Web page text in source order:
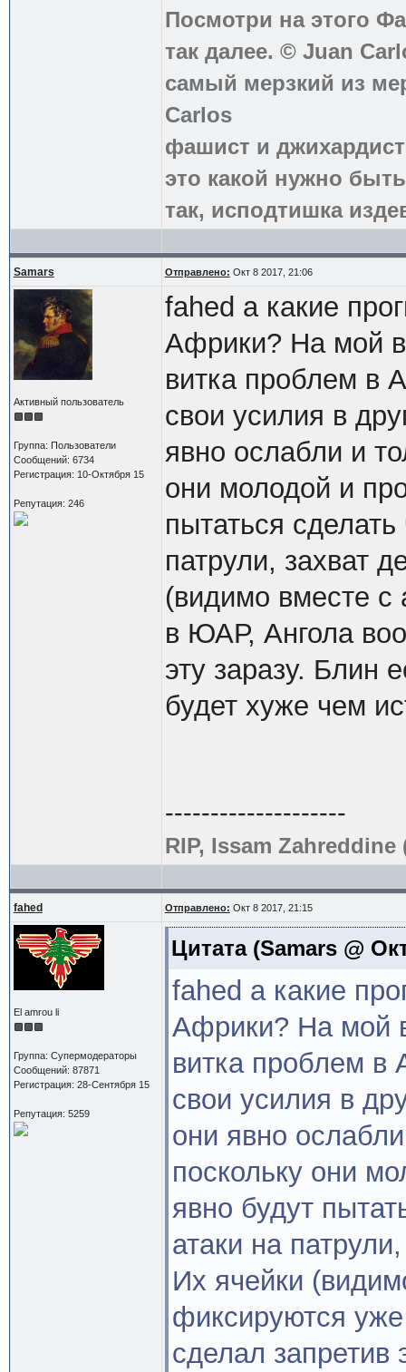
Посмотри на этого
так далее. © Juan
самый мерзкий из
Carlos
фашист и
это какой нужно
так, исподтишка
Samars Отправлено: Окт 8 2017, 21:06
Активный пользователь
Группа: Пользователи
Сообщений: 6734
Регистрация: 10-Октября 15
Репутация: 246
fahed а какие
Африки? На мой
витка проблем в
свои усилия в
явно ослабли и
они молодой и
пытаться
патрули, захват
(видимо вместе с
в ЮАР, Ангола
эту заразу. Блин
будет хуже чем
--------------------
RIP, Issam Zahreddine
fahed Отправлено: Окт 8 2017, 21:15
El amrou li
Группа: Супермодераторы
Сообщений: 87871
Регистрация: 28-Сентября 15
Репутация: 5259
Цитата(Samars @
fahed а какие
Африки? На мой
витка проблем в
свои усилия в
они явно
поскольку они
явно будут
атаки на
Их ячейки
фиксируются
сделал запретив